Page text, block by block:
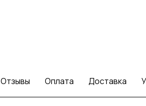
Отзывы Оплата Доставка